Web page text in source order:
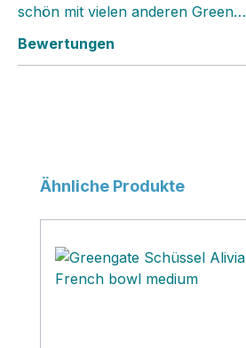
schön mit vielen anderen Green…
Bewertungen
Produktgalerie überspringen
Ähnliche Produkte